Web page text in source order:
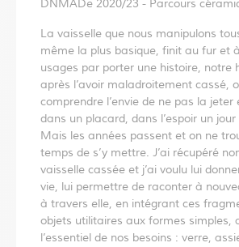
DNMADe 2020/23 - Parcours
La vaisselle que nous manipulons
même la plus basique, finit au fur et
usages par porter une histoire, notre
après l’avoir maladroitement cassé,
comprendre l’envie de ne pas la
dans un placard, dans l’espoir un
Mais les années passent et on ne
temps de s’y mettre. J’ai récupéré
vaisselle cassée et j’ai voulu lui
vie, lui permettre de raconter à
à travers elle, en intégrant ces
objets utilitaires aux formes simples,
l’essentiel de nos besoins : verre,